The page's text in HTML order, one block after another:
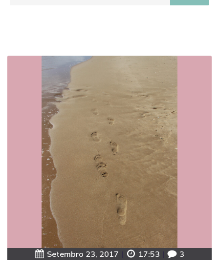
Setembro 23, 2017 17:53 3